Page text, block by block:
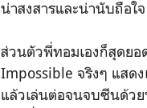
น่าสงสารและน่านับถือใจ
ส่วนตัวพี่ทอมเองก็สุดย
Impossible จริงๆ แสด
แล้วเล่นต่อจนจบซีนด้วย